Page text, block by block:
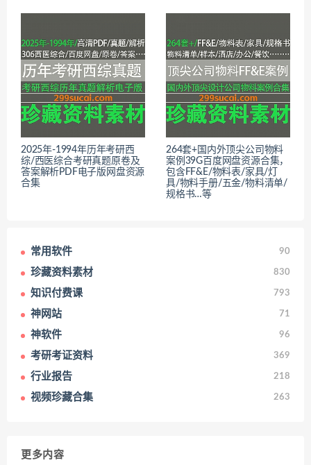
2025年-1994年历年考研西
综/西医综合考研真题原卷及
答案解析PDF电子版网盘资源
合集
264套+国内外顶尖公司物料
案例39G百度网盘资源合集，
包含FF&E/物料表/家具/灯
具/物料手册/五金/物料清单/
规格书…等
常用软件 90
珍藏资料素材 830
知识付费课 793
神网站 71
神软件 96
考研考证资料 369
行业报告 218
视频珍藏合集 263
更多内容